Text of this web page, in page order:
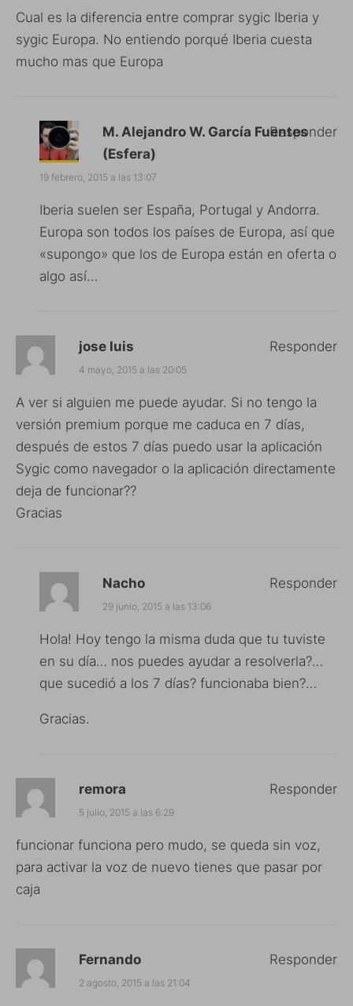
Cual es la diferencia entre comprar sygic Iberia y
sygic Europa. No entiendo porqué Iberia cuesta
mucho mas que Europa
M. Alejandro W. García Fuentes
(Esfera)
19 febrero, 2015 a las 13:07
Iberia suelen ser España, Portugal y Andorra.
Europa son todos los países de Europa, así que
«supongo» que los de Europa están en oferta o
algo así…
Responder
jose luis
4 mayo, 2015 a las 20:05
A ver si alguien me puede ayudar. Si no tengo la
versión premium porque me caduca en 7 días,
después de estos 7 días puedo usar la aplicación
Sygic como navegador o la aplicación directamente
deja de funcionar??
Gracias
Responder
Nacho
29 junio, 2015 a las 13:06
Hola! Hoy tengo la misma duda que tu tuviste
en su día… nos puedes ayudar a resolverla?…
que sucedió a los 7 días? funcionaba bien?…
Gracias.
Responder
remora
5 julio, 2015 a las 6:29
funcionar funciona pero mudo, se queda sin voz,
para activar la voz de nuevo tienes que pasar por
caja
Responder
Fernando
2 agosto, 2015 a las 21:04
Responder